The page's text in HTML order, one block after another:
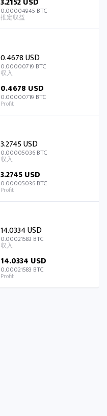
0.00004945 BTC
0.4678 USD
0.00000719 BTC
0.4678 USD
0.00000719 BTC
3.2745 USD
0.00005036 BTC
3.2745 USD
0.00005036 BTC
14.0334 USD
0.00021583 BTC
14.0334 USD
0.00021583 BTC